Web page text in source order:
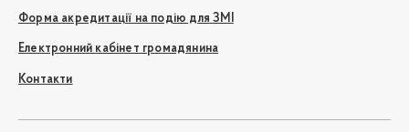
Форма акредитації на подію для ЗМІ
Електронний кабінет громадянина
Контакти